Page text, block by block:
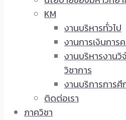
KM
งานบริหารทั่วไป
งานการเงินกา
งานบริหารงาน
วิชาการ
งานบริการการศึ
ติดต่อเรา
ภาควิชา